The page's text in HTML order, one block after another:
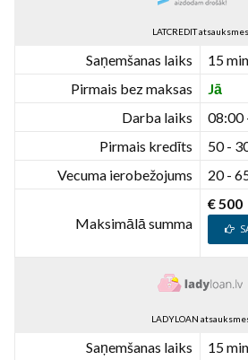
LATCREDIT atsauksmes
Saņemšanas laiks
15 min
Pirmais bez maksas
Jā
Darba laiks
08:00
Pirmais kredīts
50 -
Vecuma ierobežojums
20 -
Maksimālā summa
€ 500
LADYLOAN
Saņemšanas laiks
15 min